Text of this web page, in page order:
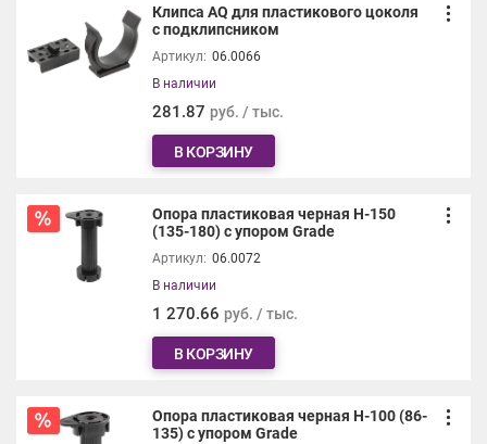
Клипса AQ для пластикового цоколя
с подклипсником
Артикул: 06.0066
В наличии
281.87 руб. / тыс.
В КОРЗИНУ
Опора пластиковая черная H-150
(135-180) с упором Grade
Артикул: 06.0072
В наличии
1 270.66 руб. / тыс.
В КОРЗИНУ
Опора пластиковая черная H-100 (86-
135) с упором Grade